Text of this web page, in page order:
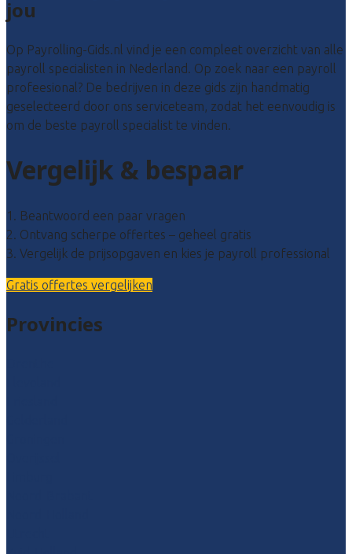
jou
Op Payrolling-Gids.nl vind je een compleet overzicht van alle
payroll specialisten in Nederland. Op zoek naar een payroll
profeesional? De bedrijven in deze gids zijn handmatig
geselecteerd door ons serviceteam, zodat het eenvoudig is
om de beste payroll specialist te vinden.
Vergelijk & bespaar
1. Beantwoord een paar vragen
2. Ontvang scherpe offertes – geheel gratis
3. Vergelijk de prijsopgaven en kies je payroll professional
Gratis offertes vergelijken
Provincies